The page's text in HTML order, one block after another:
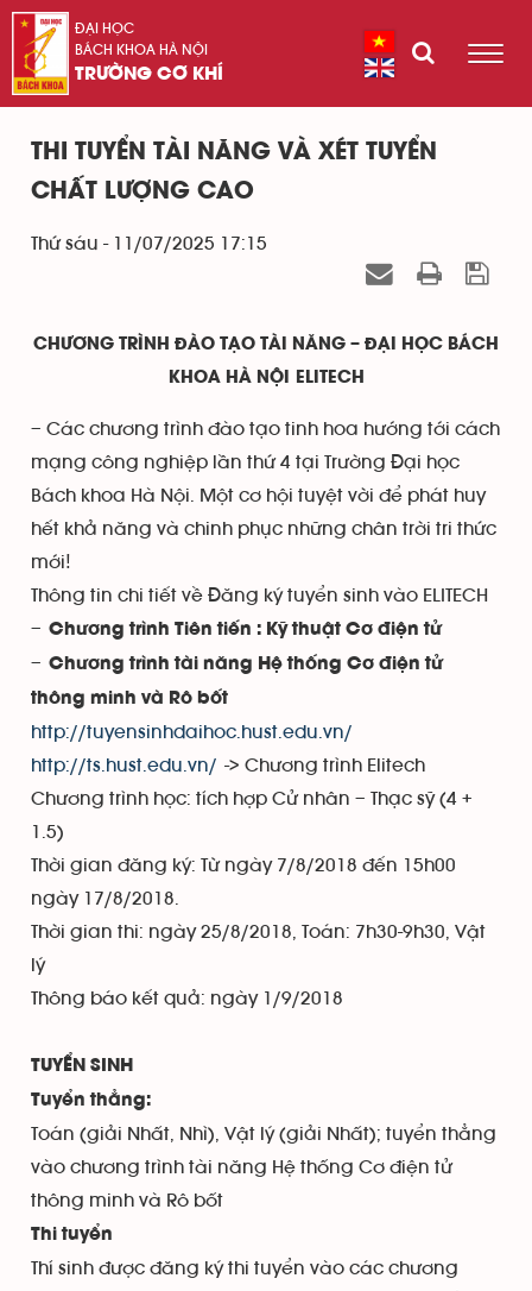
ĐẠI HỌC
BÁCH KHOA HÀ NỘI
TRƯỜNG CƠ KHÍ
THI TUYỂN TÀI NĂNG VÀ XÉT TUYỂN
CHẤT LƯỢNG CAO
Thứ sáu - 11/07/2025 17:15
CHƯƠNG TRÌNH ĐÀO TẠO TÀI NĂNG – ĐẠI HỌC BÁCH
KHOA HÀ NỘI ELITECH
– Các chương trình đào tạo tinh hoa hướng tới cách
mạng công nghiệp lần thứ 4 tại Trường Đại học
Bách khoa Hà Nội. Một cơ hội tuyệt vời để phát huy
hết khả năng và chinh phục những chân trời tri thức
mới!
Thông tin chi tiết về Đăng ký tuyển sinh vào ELITECH
– Chương trình Tiên tiến : Kỹ thuật Cơ điện tử
– Chương trình tài năng Hệ thống Cơ điện tử
thông minh và Rô bốt
http://tuyensinhdaihoc.hust.edu.vn/
http://ts.hust.edu.vn/ -> Chương trình Elitech
Chương trình học: tích hợp Cử nhân – Thạc sỹ (4 +
1.5)
Thời gian đăng ký: Từ ngày 7/8/2018 đến 15h00
ngày 17/8/2018.
Thời gian thi: ngày 25/8/2018, Toán: 7h30-9h30, Vật
lý
Thông báo kết quả: ngày 1/9/2018
TUYỂN SINH
Tuyển thẳng:
Toán (giải Nhất, Nhì), Vật lý (giải Nhất); tuyển thẳng
vào chương trình tài năng Hệ thống Cơ điện tử
thông minh và Rô bốt
Thi tuyển
Thí sinh được đăng ký thi tuyển vào các chương